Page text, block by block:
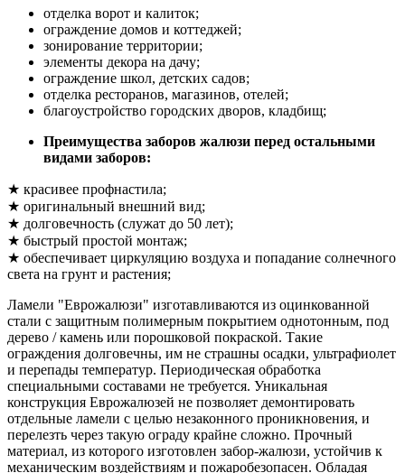
отделка ворот и калиток;
ограждение домов и коттеджей;
зонирование территории;
элементы декора на дачу;
ограждение школ, детских садов;
отделка ресторанов, магазинов, отелей;
благоустройство городских дворов, кладбищ;
Преимущества заборов жалюзи перед остальными
видами заборов:
★ красивее профнастила;
★ оригинальный внешний вид;
★ долговечность (служат до 50 лет);
★ быстрый простой монтаж;
★ обеспечивает циркуляцию воздуха и попадание солнечного
света на грунт и растения;
Ламели "Еврожалюзи" изготавливаются из оцинкованной
стали с защитным полимерным покрытием однотонным, под
дерево / камень или порошковой покраской. Такие
ограждения долговечны, им не страшны осадки, ультрафиолет
и перепады температур. Периодическая обработка
специальными составами не требуется. Уникальная
конструкция Еврожалюзей не позволяет демонтировать
отдельные ламели с целью незаконного проникновения, и
перелезть через такую ограду крайне сложно. Прочный
материал, из которого изготовлен забор-жалюзи, устойчив к
механическим воздействиям и пожаробезопасен. Обладая